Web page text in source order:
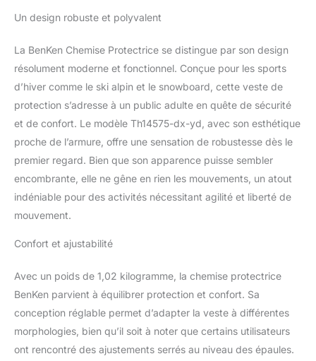
épais ne sont pas utilisés
côtes, ces deux parties
n'offrent qu'une
conventionnelle.
【Coussin super
protecteur】Le coussin
EVA haute densité est
Basf, qui a une grande
élasticité, résistance à
l'usure, résistance aux
qui peut efficacement
soulager l'impact et vous
protéger des blessures
pendant l'exercice.
【Confort】L'équipement
de protection est léger,
Un design robuste et polyvalent
La BenKen Chemise Protectrice se distingue par son design
résolument moderne et fonctionnel. Conçue pour les sports
d’hiver comme le ski alpin et le snowboard, cette veste de
protection s’adresse à un public adulte en quête de sécurité
et de confort. Le modèle Th14575-dx-yd, avec son esthétique
proche de l’armure, offre une sensation de robustesse dès le
premier regard. Bien que son apparence puisse sembler
encombrante, elle ne gêne en rien les mouvements, un atout
indéniable pour des activités nécessitant agilité et liberté de
mouvement.
Confort et ajustabilité
Avec un poids de 1,02 kilogramme, la chemise protectrice
BenKen parvient à équilibrer protection et confort. Sa
conception réglable permet d’adapter la veste à différentes
morphologies, bien qu’il soit à noter que certains utilisateurs
ont rencontré des ajustements serrés au niveau des épaules.